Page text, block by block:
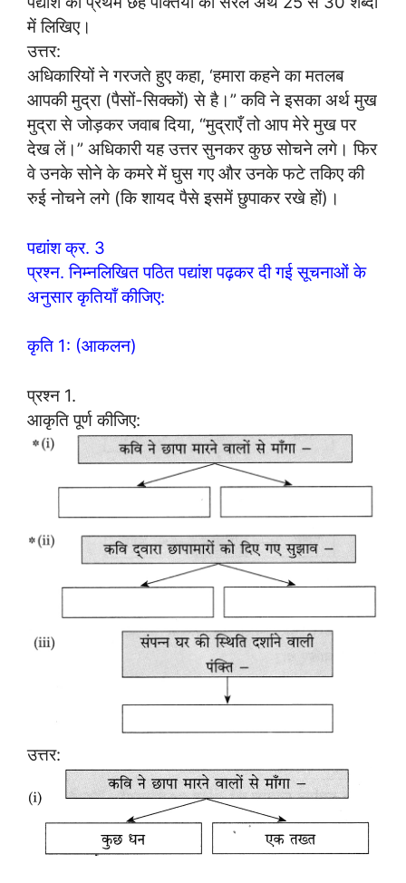
में लिखिए।
उत्तर:
अधिकारियों ने गरजते हुए कहा, ‘हमारा कहने का मतलब
आपकी मुद्रा (पैसों-सिक्कों) से है।” कवि ने इसका अर्थ मुख
मुद्रा से जोड़कर जवाब दिया, “मुद्राएँ तो आप मेरे मुख पर
देख लें।” अधिकारी यह उत्तर सुनकर कुछ सोचने लगे। फिर
वे उनके सोने के कमरे में घुस गए और उनके फटे तकिए की
रुई नोचने लगे (कि शायद पैसे इसमें छुपाकर रखे हों)।
पद्यांश क्र. 3
प्रश्न. निम्नलिखित पठित पद्यांश पढ़कर दी गई सूचनाओं के
अनुसार कृतियाँ कीजिए:
कृति 1: (आकलन)
प्रश्न 1.
आकृति पूर्ण कीजिए:
उत्तर: